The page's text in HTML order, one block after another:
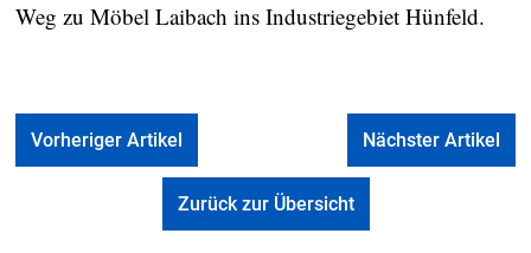
Weg zu Möbel Laibach ins Industriegebiet Hünfeld.
Vorheriger Artikel Nächster Artikel
Zurück zur Übersicht